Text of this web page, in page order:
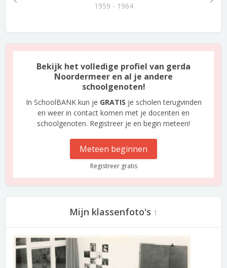
1959 - 1964
Bekijk het volledige profiel van gerda
Noordermeer en al je andere
schoolgenoten!
In SchoolBANK kun je GRATIS je scholen terugvinden
en weer in contact komen met je docenten en
schoolgenoten. Registreer je en begin meteen!
Meteen beginnen
Registreer gratis
Mijn klassenfoto's 1